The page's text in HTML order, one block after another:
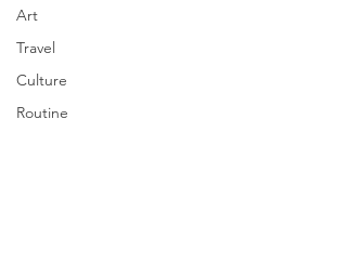
Art
Travel
Culture
Routine